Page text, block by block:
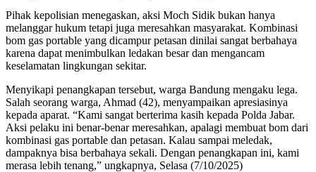
Pihak kepolisian menegaskan, aksi Moch Sidik bukan hanya
melanggar hukum tetapi juga meresahkan masyarakat. Kombinasi
bom gas portable yang dicampur petasan dinilai sangat berbahaya
karena dapat menimbulkan ledakan besar dan mengancam
keselamatan lingkungan sekitar.
Menyikapi penangkapan tersebut, warga Bandung mengaku lega.
Salah seorang warga, Ahmad (42), menyampaikan apresiasinya
kepada aparat. “Kami sangat berterima kasih kepada Polda Jabar.
Aksi pelaku ini benar-benar meresahkan, apalagi membuat bom dari
kombinasi gas portable dan petasan. Kalau sampai meledak,
dampaknya bisa berbahaya sekali. Dengan penangkapan ini, kami
merasa lebih tenang,” ungkapnya, Selasa (7/10/2025)